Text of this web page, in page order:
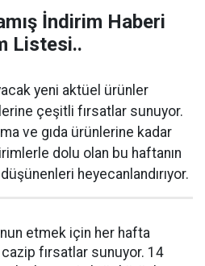
İndirim Haberi
Listesi..
yeni aktüel ürünler
çeşitli fırsatlar sunuyor.
ve gıda ürünlerine kadar
dolu olan bu haftanın
heyecanlandırıyor.
etmek için her hafta
fırsatlar sunuyor. 14